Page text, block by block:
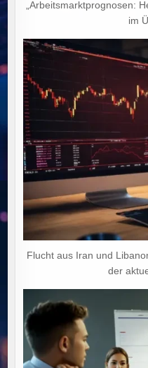
„Arbeitsmarktprognosen:
im
Flucht aus Iran und
der